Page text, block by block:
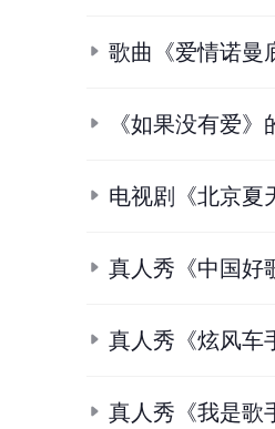
歌曲《爱情诺曼
《如果没有爱
电视剧《北京夏
真人秀《中国好
真人秀《炫风车
真人秀《我是歌